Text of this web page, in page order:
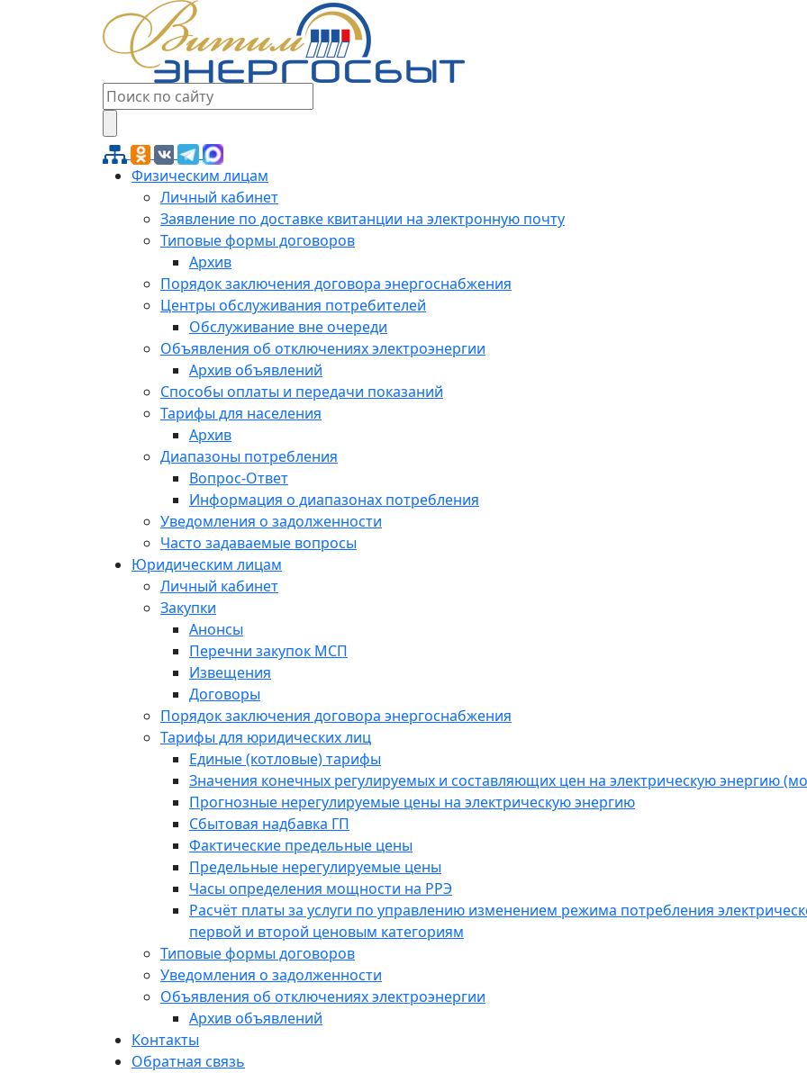
Физическим лицам
Личный кабинет
Заявление по доставке квитанции на электронную почту
Типовые формы договоров
Архив
Порядок заключения договора энергоснабжения
Центры обслуживания потребителей
Обслуживание вне очереди
Объявления об отключениях электроэнергии
Архив объявлений
Способы оплаты и передачи показаний
Тарифы для населения
Архив
Диапазоны потребления
Вопрос-Ответ
Информация о диапазонах потребления
Уведомления о задолженности
Часто задаваемые вопросы
Юридическим лицам
Личный кабинет
Закупки
Анонсы
Перечни закупок МСП
Извещения
Договоры
Порядок заключения договора энергоснабжения
Тарифы для юридических лиц
Единые (котловые) тарифы
Значения конечных регулируемых и составляющих цен на электрическую энергию
Прогнозные нерегулируемые цены на электрическую энергию
Сбытовая надбавка ГП
Фактические предельные цены
Предельные нерегулируемые цены
Часы определения мощности на РРЭ
Расчёт платы за услуги по управлению изменением режима потребления
первой и второй ценовым категориям
Типовые формы договоров
Уведомления о задолженности
Объявления об отключениях электроэнергии
Архив объявлений
Контакты
Обратная связь